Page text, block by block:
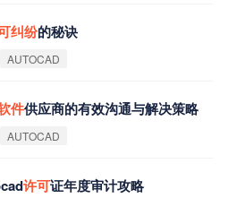
纠纷的秘诀
AUTOCAD
件供应商的有效沟通与解决策略
AUTOCAD
许可证年度审计攻略